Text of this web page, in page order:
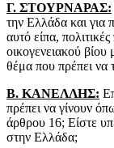
Γ. ΣΤΟΥΡΝΑΡΑΣ:
την Ελλάδα και για
αυτό είπα,
οικογενειακού
θέμα που πρέπει να
Β. ΚΑΝΕΛΛΗΣ:
πρέπει να γίνουν
άρθρου 16; Είστε
στην Ελλάδα;